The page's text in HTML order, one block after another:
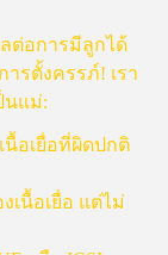
ต่อการมีลูกได้
รตั้งครรภ์! เรา
นแม่:
นื้อเยื่อที่ผิดปกติ
เนื้อเยื่อ แต่ไม่